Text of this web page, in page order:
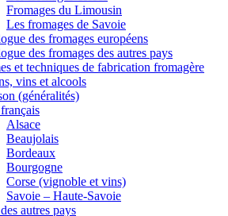
Fromages du Limousin
Les fromages de Savoie
des fromages européens
des fromages des autres pays
et techniques de fabrication fromagère
vins et alcools
(généralités)
Alsace
Beaujolais
Bordeaux
Bourgogne
Corse (vignoble et vins)
Savoie – Haute-Savoie
autres pays